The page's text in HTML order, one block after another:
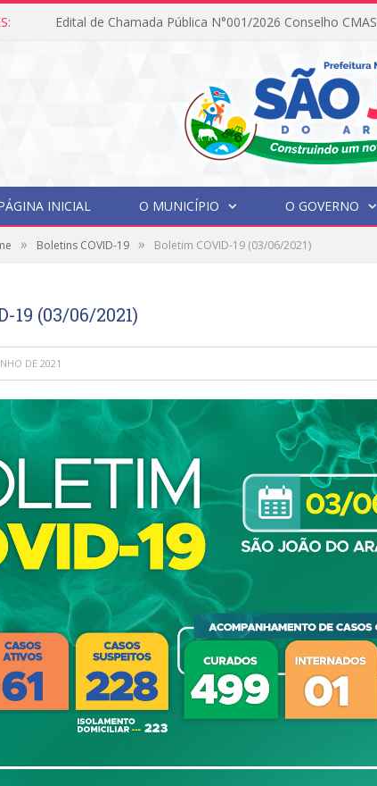
Edital de Chamada Pública N°001/2026 Conselho CMAS
INICIAL O MUNICÍPIO O GOVERNO
» Boletins COVID-19 » Boletim COVID-19 (03/06/2021)
19 (03/06/2021)
DE 2021